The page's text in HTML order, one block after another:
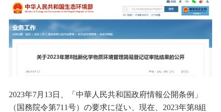
2023年7月 13日 、「中華人民共和国政府情報公開条例」
（国務院令第711号）の要求に従い、現在、 2023年第8組